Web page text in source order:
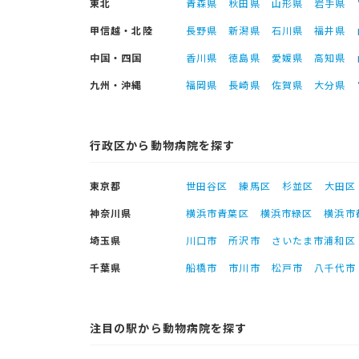
東北 青森県 秋田県 山形県 岩手県
甲信越・北陸
長野県 新潟県 石川県 福井県
中国・四国
香川県 徳島県 愛媛県 高知県
九州・沖縄
福岡県 長崎県 佐賀県 大分県
行政区から動物病院を探す
東京都 世田谷区 練馬区 杉並区
大田区
神奈川県
横浜市青葉区 横浜市緑区
横浜市
埼玉県
川口市 所沢市
さいたま市浦和区
千葉県
船橋市 市川市 松戸市 八千代市
注目の駅から動物病院を探す